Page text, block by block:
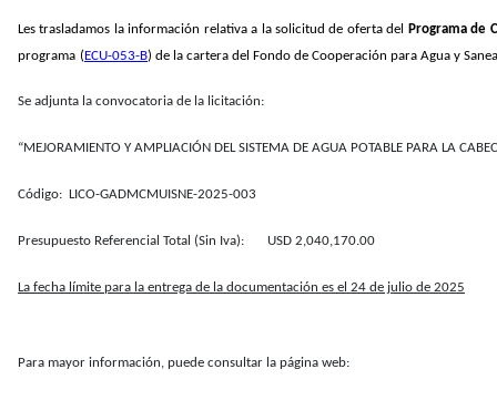
Les trasladamos la información relativa a la solicitud de oferta del
Programa de
programa ( ECU-053-B) de la cartera del Fondo de Cooperación para Agua y
Se adjunta la convocatoria de la licitación:
“MEJORAMIENTO Y AMPLIACIÓN DEL SISTEMA DE AGUA POTABLE PARA LA
Código: LICO-GADMCMUISNE-2025-003
Presupuesto Referencial Total (Sin Iva): USD 2,040,170.00
La fecha límite para la entrega de la documentación es el 24 de julio de 2025
Para mayor información, puede consultar la página web: